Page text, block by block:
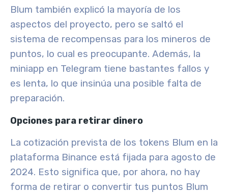
Blum también explicó la mayoría de los
aspectos del proyecto, pero se saltó el
sistema de recompensas para los mineros de
puntos, lo cual es preocupante. Además, la
miniapp en Telegram tiene bastantes fallos y
es lenta, lo que insinúa una posible falta de
preparación.
Opciones para retirar dinero
La cotización prevista de los tokens Blum en la
plataforma Binance está fijada para agosto de
2024. Esto significa que, por ahora, no hay
forma de retirar o convertir tus puntos Blum